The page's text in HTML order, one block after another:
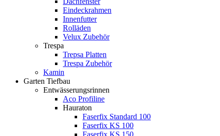
Eindeckrahmen
Innenfutter
Rolläden
Velux Zubehör
Trespa
Trepsa Platten
Trespa Zubehör
Kamin
Garten Tiefbau
Entwässerungsrinnen
Aco Profiline
Hauraton
Faserfix Standard 100
Faserfix KS 100
Faserfix KS 150